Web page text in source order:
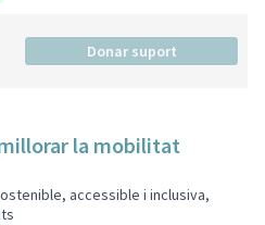
Donar suport
la mobilitat
Barri
accessible i inclusiva,